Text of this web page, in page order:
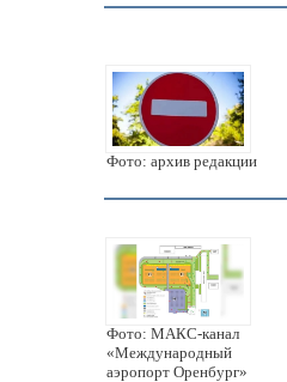
Фото: архив редакции
Фото: МАКС-канал
«Международный
аэропорт Оренбург»